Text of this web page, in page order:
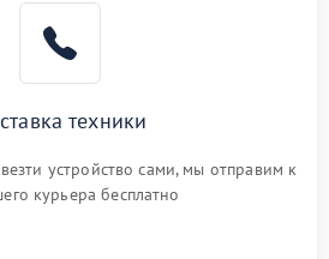
техники
устройство сами, мы отправим к
курьера бесплатно